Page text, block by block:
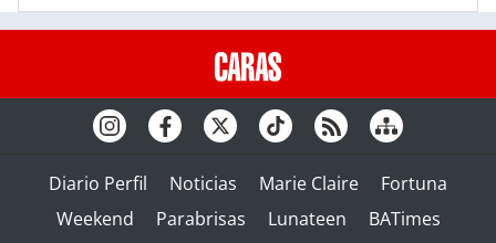
Diario Perfil Noticias Marie Claire
Fortuna
Weekend
Parabrisas Lunateen BATimes